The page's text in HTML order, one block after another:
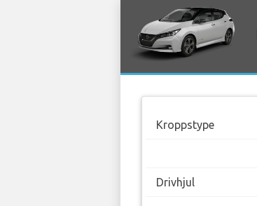
Kroppstype
Drivhjul